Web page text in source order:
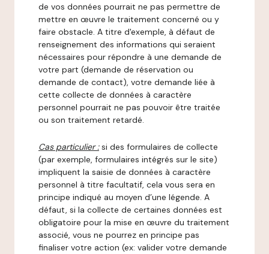
de vos données pourrait ne pas permettre de
mettre en œuvre le traitement concerné ou y
faire obstacle. A titre d'exemple, à défaut de
renseignement des informations qui seraient
nécessaires pour répondre à une demande de
votre part (demande de réservation ou
demande de contact), votre demande liée à
cette collecte de données à caractère
personnel pourrait ne pas pouvoir être traitée
ou son traitement retardé.
Cas particulier : si des formulaires de collecte
(par exemple, formulaires intégrés sur le site)
impliquent la saisie de données à caractère
personnel à titre facultatif, cela vous sera en
principe indiqué au moyen d’une légende. A
défaut, si la collecte de certaines données est
obligatoire pour la mise en œuvre du traitement
associé, vous ne pourrez en principe pas
finaliser votre action (ex: valider votre demande